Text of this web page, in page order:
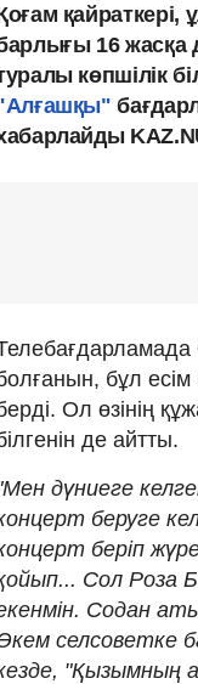
16 жасқа
көпшілік
бұл
Ол өзінің
де айтты.
дүниеге
беруге
беріп
Сол Роза
Содан
селсоветке
"Қызымның